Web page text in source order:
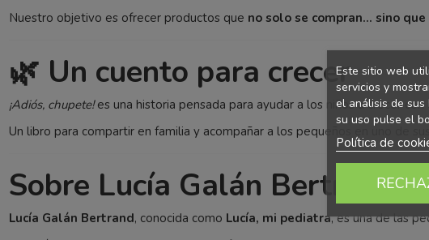
Nuestro objetivo es ofrecer productos que no solo se compran… sino que
🌿 Un cuento para crecer
¡Adiós, chupete!es una historia pensada para ayudar a los niños a crecer con
Un libro para compartir en familia y acompañar a los pequeños en uno de
Sobre Lucía Galán Bertrand
Lucía Galán Bertrand, conocida como Lucía, mi pediatra, es una de las
Este sitio web
servicios y
el análisis de sus
su uso pulse el
Política de